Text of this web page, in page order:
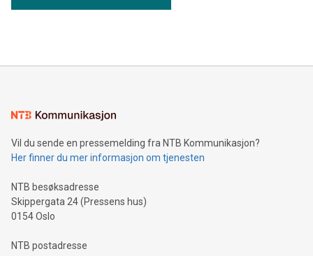
Vil du sende en pressemelding fra NTB Kommunikasjon?
Her finner du mer informasjon om tjenesten
NTB besøksadresse
Skippergata 24 (Pressens hus)
0154 Oslo
NTB postadresse